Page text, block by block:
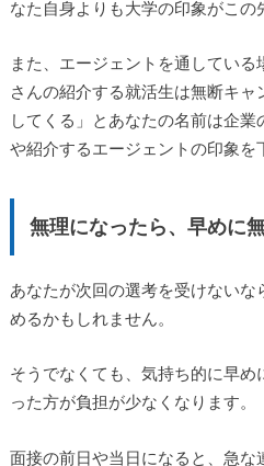
なた自身よりも大学の印象がこの
また、エージェントを通してい
さんの紹介する就活生は無断キ
してくる」とあなたの名前は企
や紹介するエージェントの印象を
無理になったら、早めに
あなたが次回の選考を受けない
めるかもしれません。
そうでなくても、気持ち的に早め
った方が負担が少なくなります。
面接の前日や当日になると、急な